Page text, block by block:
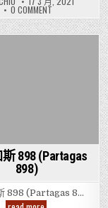
套
裝
***
只
10
優
惠
套
President】
0 COMMENTON
【雪
茄,CIGAR】
【PARTAGAS
898 (Partagas
898)
898 (Partagas 8…